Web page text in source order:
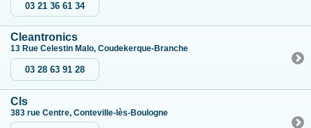
03 21 36 61 34
Cleantronics
13 Rue Celestin Malo, Coudekerque-Branche
03 28 63 91 28
Cls
383 rue Centre, Conteville-lès-Boulogne